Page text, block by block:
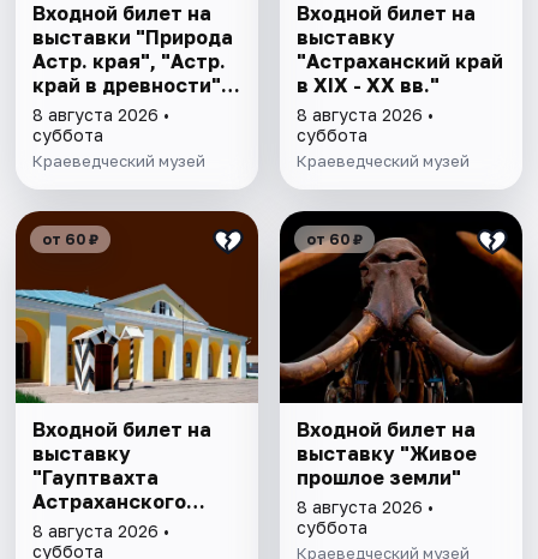
Входной билет на
выставки "Природа
Астр. края", "Астр.
край в древности",
"Заселение Астр.
края"
8 августа 2026 •
суббота
Краеведческий музей
Входной билет на
выставку
"Астраханский край
в XIX - XX вв."
8 августа 2026 •
суббота
Краеведческий музей
от 60 ₽
Входной билет на
выставку
"Гауптвахта
Астраханского
гарнизона. XIX в."
8 августа 2026 •
суббота
от 60 ₽
Входной билет на
выставку "Живое
прошлое земли"
8 августа 2026 •
суббота
Краеведческий музей